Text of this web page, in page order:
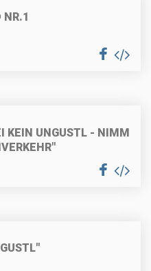
NR.1
KEIN UNGUSTL - NIMM